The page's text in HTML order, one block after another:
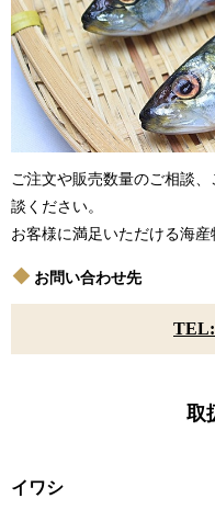
ご注文や販売数量のご相談
談ください。
お客様に満足いただける海産
お問い合わせ先
TEL:
取
イワシ